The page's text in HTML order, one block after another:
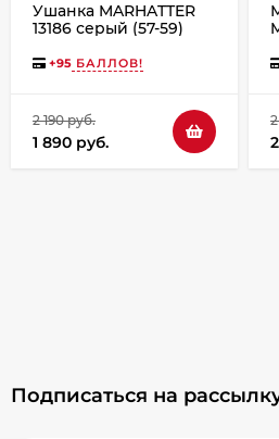
Ушанка MARHATTER
13186 серый (57-59)
+95 БАЛЛОВ!
2 190 руб.
1 890 руб.
Подписаться на